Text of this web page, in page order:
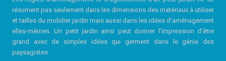
résument pas seulement dans les dimensions des matériaux à utiliser
et tailles du mobilier jardin mais aussi dans les idées d’aménagement
elles-mêmes. Un petit jardin ainsi peut donner l’impression d’être
grand avec de simples idées qui germent dans le génie des
paysagistes.